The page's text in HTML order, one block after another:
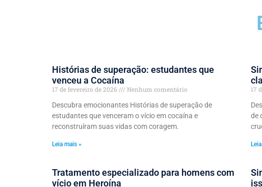
Histórias de superação: estudantes que
venceu a Cocaína
17 de fevereiro de 2026
Nenhum comentário
Descubra emocionantes Histórias de superação de
estudantes que venceram o vício em cocaína e
reconstruíram suas vidas com coragem.
Leia mais »
17
de
Tratamento especializado para homens com
vício em Heroína